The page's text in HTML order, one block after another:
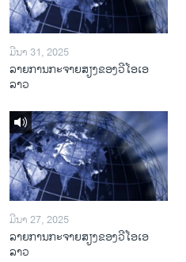
ມີນາ 31, 2025
ລາຍການກະຈາຍສຽງຂອງວີໂອເອ
ລາວ
ມີນາ 27, 2025
ລາຍການກະຈາຍສຽງຂອງວີໂອເອ
ລາວ